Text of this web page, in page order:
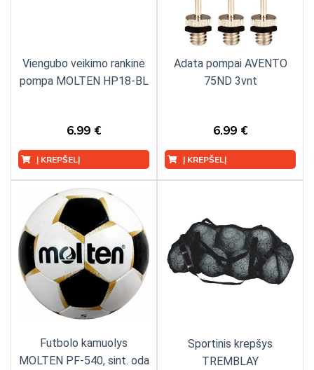
Viengubo veikimo rankinė
pompa MOLTEN HP18-BL
6.99 €
Į KREPŠELĮ
Adata pompai AVENTO
75ND 3vnt
6.99 €
Į KREPŠELĮ
Futbolo kamuolys
MOLTEN PF-540, sint. oda
Sportinis krepšys
TREMBLAY